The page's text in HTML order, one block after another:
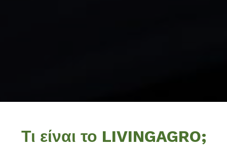
Τι είναι το LIVINGAGRO;